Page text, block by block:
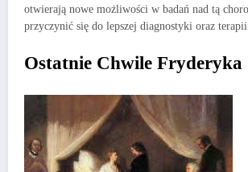
otwierają nowe możliwości w badań nad tą
przyczynić się do lepszej diagnostyki oraz terapii
Ostatnie Chwile Fryderyka